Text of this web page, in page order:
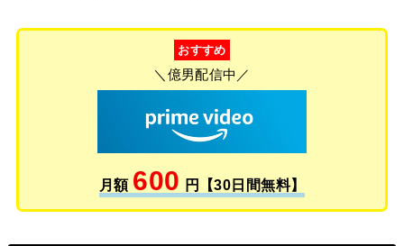
おすすめ
＼億男配信中／
月額 600 円【30日間無料】